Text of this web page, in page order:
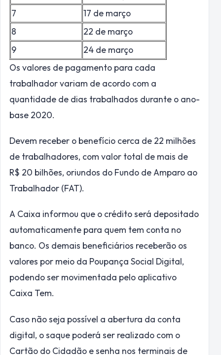
7
17 de março
8
22 de março
9
24 de março
Os valores de pagamento para cada
trabalhador variam de acordo com a
quantidade de dias trabalhados durante o ano-
base 2020.
Devem receber o benefício cerca de 22 milhões
de trabalhadores, com valor total de mais de
R$ 20 bilhões, oriundos do Fundo de Amparo ao
Trabalhador (FAT).
A Caixa informou que o crédito será depositado
automaticamente para quem tem conta no
banco. Os demais beneficiários receberão os
valores por meio da Poupança Social Digital,
podendo ser movimentada pelo aplicativo
Caixa Tem.
Caso não seja possível a abertura da conta
digital, o saque poderá ser realizado com o
Cartão do Cidadão e senha nos terminais de